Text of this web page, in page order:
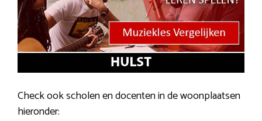
Check ook scholen en docenten in de woonplaatsen
hieronder: